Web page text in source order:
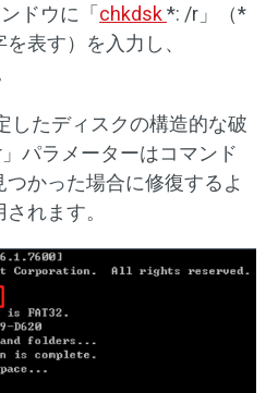
ドウに「 chkdsk*: /r」（*
表す）を入力し、
したディスクの構造的な破
パラメーターはコマンド
かった場合に修復するよ
れます。